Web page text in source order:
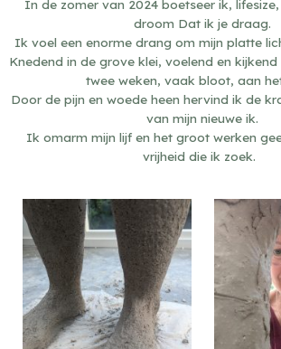
In de zomer van 2024 boetseer ik,
droom Dat ik je draag.
Ik voel een enorme drang om mijn platte
Knedend in de grove klei, voelend en
twee weken, vaak bloot, aan
Door de pijn en woede heen hervind ik de
van mijn nieuwe ik.
Ik omarm mijn lijf en het groot werken
vrijheid die ik zoek.
Sensitive niple, 2022